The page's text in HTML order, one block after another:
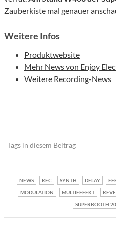
Zauberkiste mal genauer
Weitere Infos
Produktwebsite
Mehr News von Enjoy
Weitere Recording-News
Tags in diesem Beitrag
NEWS REC SYNTH DELAY
MODULATION
MULTIEFFEKT
SUPERBOOTH